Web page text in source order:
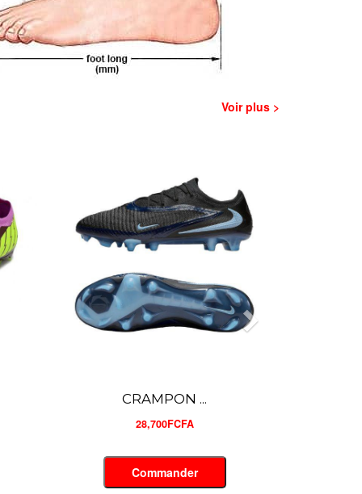
Voir plus >
CRAMPON ...
28,500FCFA
Commander